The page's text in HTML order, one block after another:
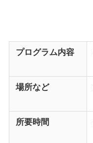
プログラム内容
場所など
所要時間